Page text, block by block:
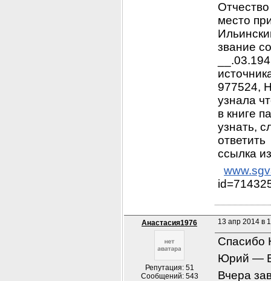
место
звание
977524,
узнала
в книге
узнать,
ссылка
Анастасия1976
Репутация: 51
Сообщений: 543
13 апр 2014 в
Спасибо
Юрий —